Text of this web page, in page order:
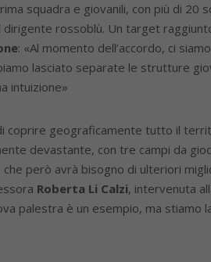
squadra e giovanili, con più di 20
rossoblù. Un target
: «Al momento dell’accordo, ci
lasciato separate le strutture
intuizione»
coprire geograficamente tutto il
devastante, con tre campi da
però avrà bisogno di ulteriori
Roberta Li Calzi, intervenuta
palestra è un esempio, ma